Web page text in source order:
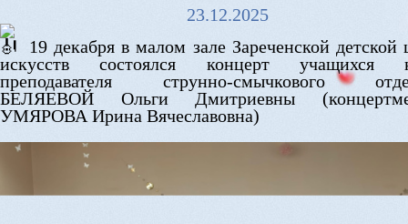
23.12.2025
19 декабря в малом зале Зареченской
искусств состоялся концерт учащихся
преподавателя струнно-смычкового
БЕЛЯЕВОЙ Ольги Дмитриевны
УМЯРОВА Ирина Вячеславовна)